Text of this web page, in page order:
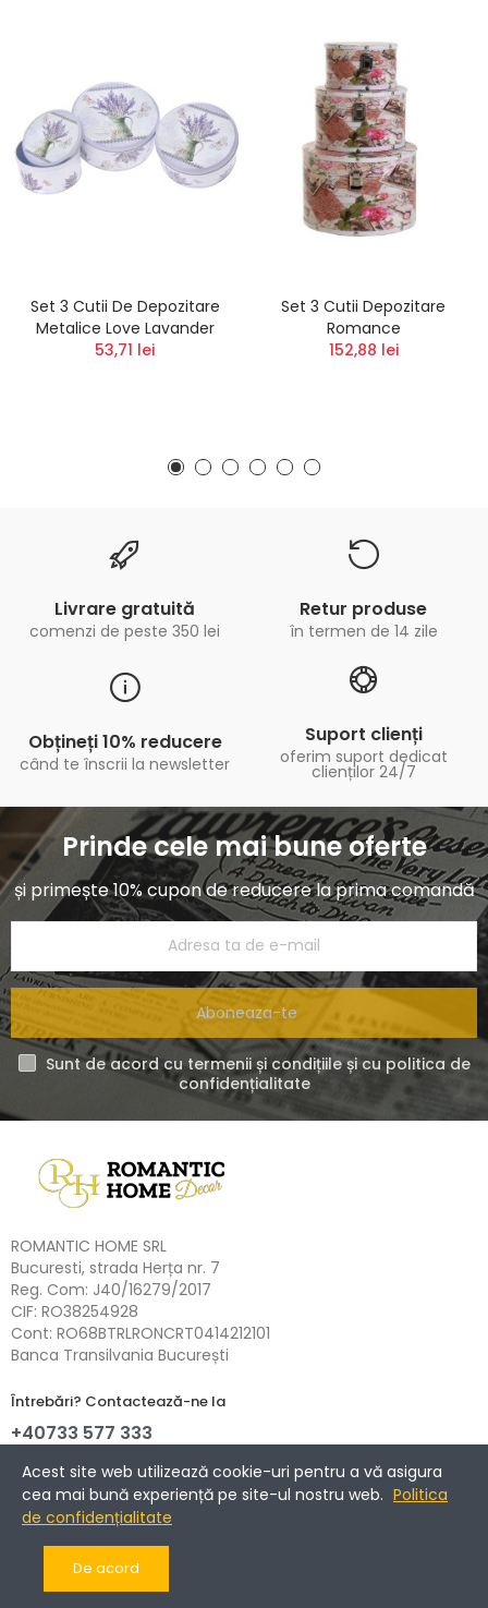
Set 3 Cutii De Depozitare
Metalice Love Lavander
53,71 lei
Set 3 Cutii Depozitare
Romance
152,88 lei
Livrare gratuită
comenzi de peste 350 lei
Retur produse
în termen de 14 zile
Obțineți 10% reducere
când te înscrii la newsletter
Suport clienți
oferim suport dedicat
clienților 24/7
Prinde cele mai bune oferte
și primește 10% cupon de reducere la prima comandă
Aboneaza-te
Sunt de acord cu termenii și condițiile și cu politica de
confidențialitate
ROMANTIC HOME SRL
Bucuresti, strada Herța nr. 7
Reg. Com: J40/16279/2017
CIF: RO38254928
Cont: RO68BTRLRONCRT0414212101
Banca Transilvania București
Întrebări? Contactează-ne la
+40733 577 333
NETOPIA Payments - 3D-Secure.
Companie
Acest site web utilizează cookie-uri pentru a vă asigura
cea mai bună experiență pe site-ul nostru web. Politica
de confidențialitate
De acord